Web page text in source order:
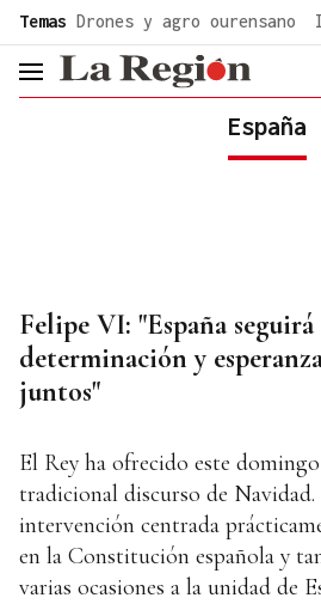
Temas Drones y agro ourensano
header.menu.open
España
Felipe VI: "España
determinación y
juntos"
El Rey ha ofrecido este
tradicional discurso de
intervención centrada
en la Constitución española y
varias ocasiones a la unidad de